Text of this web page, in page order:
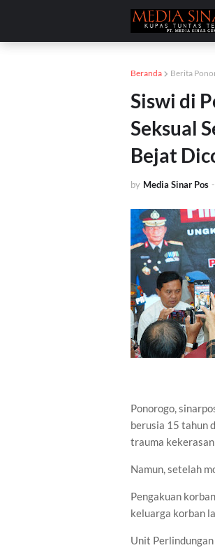
Beranda Berita
Siswi di
Seksual
Bejat
by Media Sinar Pos -
Ponorogo,
berusia 15 tahun
trauma
Namun, setelah
Pengakuan
keluarga korban
Unit